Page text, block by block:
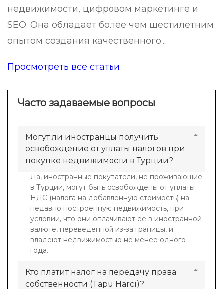
недвижимости, цифровом маркетинге и
SEO. Она обладает более чем шестилетним
опытом создания качественного...
Просмотреть все статьи
Часто задаваемые вопросы
Могут ли иностранцы получить
освобождение от уплаты налогов при
покупке недвижимости в Турции?
Да, иностранные покупатели, не проживающие
в Турции, могут быть освобождены от уплаты
НДС (налога на добавленную стоимость) на
недавно построенную недвижимость, при
условии, что они оплачивают ее в иностранной
валюте, переведенной из-за границы, и
владеют недвижимостью не менее одного
года.
Кто платит налог на передачу права
собственности (Tapu Harcı)?